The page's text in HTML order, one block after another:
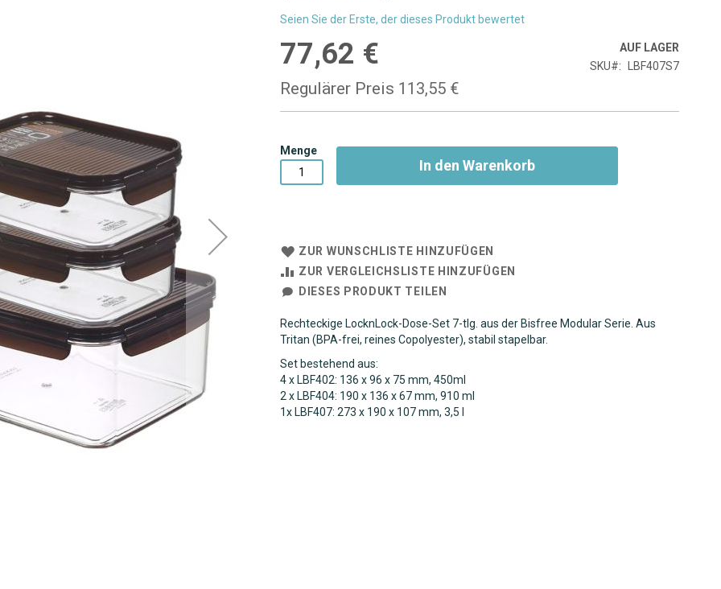
Seien Sie der Erste, der dieses Produkt bewertet
Sonderpreis
77,62 €
Regulärer Preis 113,55 €
AUF LAGER
SKU
LBF407S7
Menge
In den Warenkorb
ZUR WUNSCHLISTE HINZUFÜGEN
ZUR VERGLEICHSLISTE HINZUFÜGEN
DIESES PRODUKT TEILEN
Rechteckige LocknLock-Dose-Set 7-tlg. aus der Bisfree Modular Serie. Aus
Tritan (BPA-frei, reines Copolyester), stabil stapelbar.
Set bestehend aus:
4 x LBF402: 136 x 96 x 75 mm, 450ml
2 x LBF404: 190 x 136 x 67 mm, 910 ml
1x LBF407: 273 x 190 x 107 mm, 3,5 l